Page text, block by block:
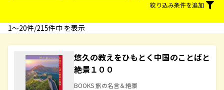
絞り込み条件を追加
1〜20件/215件中 を表示
悠久の教えをひもとく中国のことばと
絶景１００
BOOKS 旅の名言＆絶景